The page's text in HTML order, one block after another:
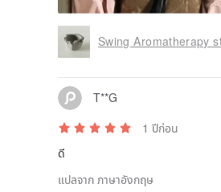
Swing Aromatherapy
T**G
1 ปีก่อน
ดี
แปลจาก ภาษาอังกฤษ